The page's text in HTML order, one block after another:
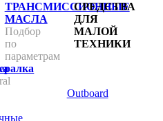
ТРАНСМИССИОННЫЕ
МАСЛА
Подбор
по
параметрам
СРЕДСТВА
ДЛЯ
МАЛОЙ
ТЕХНИКИ
Outboard